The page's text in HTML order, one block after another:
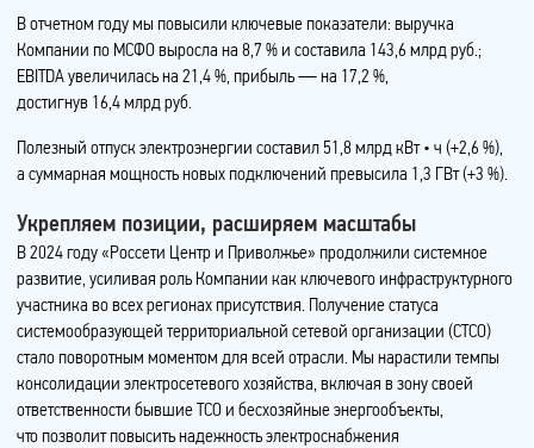
В отчетном году мы повысили ключевые показатели: выручка
Компании по МСФО выросла на 8,7 % и составила 143,6 млрд руб.;
EBITDA увеличилась на 21,4 %, прибыль — на 17,2 %,
достигнув 16,4 млрд руб.
Полезный отпуск электроэнергии составил 51,8 млрд кВт • ч (+2,6 %),
а суммарная мощность новых подключений превысила 1,3 ГВт (+3 %).
Укрепляем позиции, расширяем масштабы
В 2024 году «Россети Центр и Приволжье» продолжили системное
развитие, усиливая роль Компании как ключевого инфраструктурного
участника во всех регионах присутствия. Получение статуса
системообразующей территориальной сетевой организации (СТСО)
стало поворотным моментом для всей отрасли. Мы нарастили темпы
консолидации электросетевого хозяйства, включая в зону своей
ответственности бывшие ТСО и бесхозяйные энергообъекты,
что позволит повысить надежность электроснабжения